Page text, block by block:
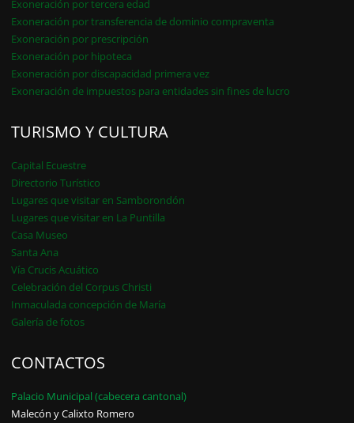
Exoneración por tercera edad
Exoneración por transferencia de dominio compraventa
Exoneración por prescripción
Exoneración por hipoteca
Exoneración por discapacidad primera vez
Exoneración de impuestos para entidades sin fines de lucro
TURISMO Y CULTURA
Capital Ecuestre
Directorio Turístico
Lugares que visitar en Samborondón
Lugares que visitar en La Puntilla
Casa Museo
Santa Ana
Vía Crucis Acuático
Celebración del Corpus Christi
Inmaculada concepción de María
Galería de fotos
CONTACTOS
Palacio Municipal (cabecera cantonal)
Malecón y Calixto Romero